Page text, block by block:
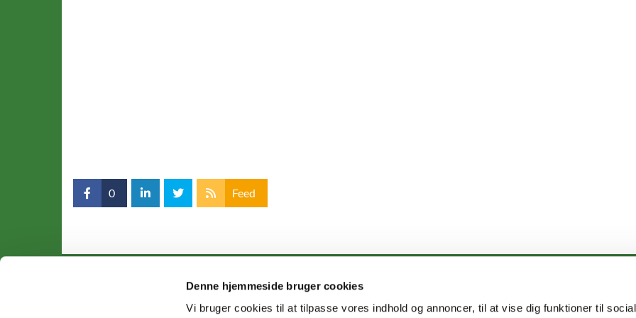
Denne hjemmeside bruger cookies
Vi bruger cookies til at tilpasse vores indhold og annoncer, til at vise dig funktioner til
0 Feed
Sundby Kirke · Oliebladsgade 2
cvr. 66873315 ean 5798000842786